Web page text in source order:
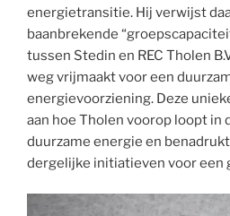
energietransitie. Hij verwijst
baanbrekende
tussen Stedin en REC Tholen
weg vrijmaakt voor een
energievoorziening. Deze
aan hoe Tholen voorop loopt in
duurzame energie en
dergelijke initiatieven voor een